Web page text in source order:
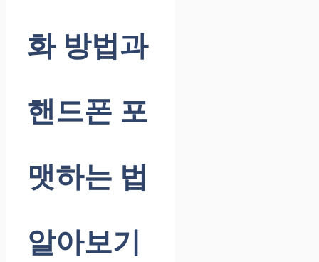
화 방법과
핸드폰 포
맷하는 법
알아보기